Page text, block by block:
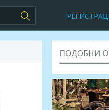
ПОДОБНИ